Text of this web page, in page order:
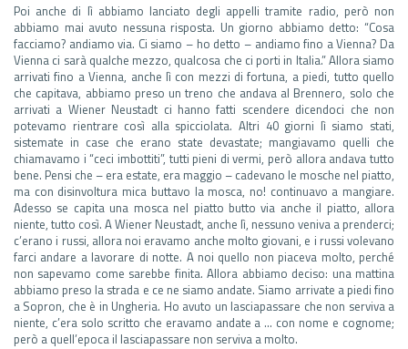
Poi anche di lì abbiamo lanciato degli appelli tramite radio, però non
abbiamo mai avuto nessuna risposta. Un giorno abbiamo detto: “Cosa
facciamo? andiamo via. Ci siamo – ho detto – andiamo fino a Vienna? Da
Vienna ci sarà qualche mezzo, qualcosa che ci porti in Italia.” Allora siamo
arrivati fino a Vienna, anche lì con mezzi di fortuna, a piedi, tutto quello
che capitava, abbiamo preso un treno che andava al Brennero, solo che
arrivati a Wiener Neustadt ci hanno fatti scendere dicendoci che non
potevamo rientrare così alla spicciolata. Altri 40 giorni lì siamo stati,
sistemate in case che erano state devastate; mangiavamo quelli che
chiamavamo i “ceci imbottiti”, tutti pieni di vermi, però allora andava tutto
bene. Pensi che – era estate, era maggio – cadevano le mosche nel piatto,
ma con disinvoltura mica buttavo la mosca, no! continuavo a mangiare.
Adesso se capita una mosca nel piatto butto via anche il piatto, allora
niente, tutto così. A Wiener Neustadt, anche lì, nessuno veniva a prenderci;
c’erano i russi, allora noi eravamo anche molto giovani, e i russi volevano
farci andare a lavorare di notte. A noi quello non piaceva molto, perché
non sapevamo come sarebbe finita. Allora abbiamo deciso: una mattina
abbiamo preso la strada e ce ne siamo andate. Siamo arrivate a piedi fino
a Sopron, che è in Ungheria. Ho avuto un lasciapassare che non serviva a
niente, c’era solo scritto che eravamo andate a … con nome e cognome;
però a quell’epoca il lasciapassare non serviva a molto.